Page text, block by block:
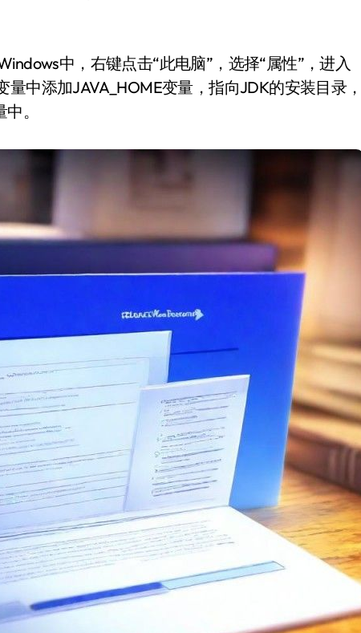
中，右键点击“此电脑”，选择“属性”，进入
中添加JAVA_HOME变量，指向JDK的安装目录，
。